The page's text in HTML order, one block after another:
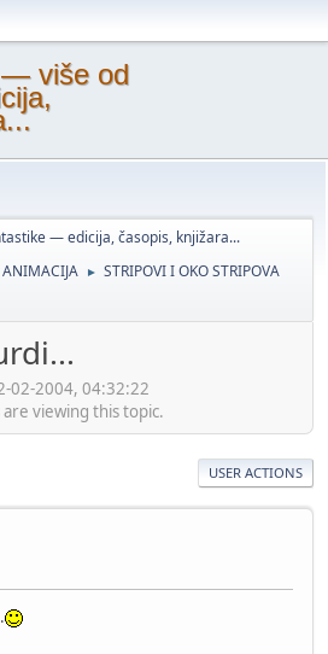
više od
— edicija, časopis, knjižara...
ANIMACIJA ► STRIPOVI I OKO STRIPOVA
02-2004, 04:32:22
viewing this topic.
USER ACTIONS